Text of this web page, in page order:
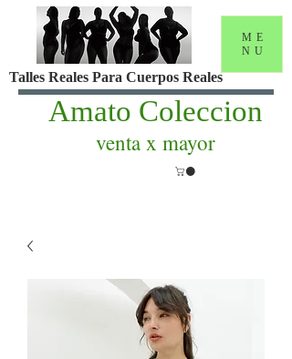
Talles Reales Para Cuerpos Reales
Amato Coleccion
venta x mayor
ME
NU